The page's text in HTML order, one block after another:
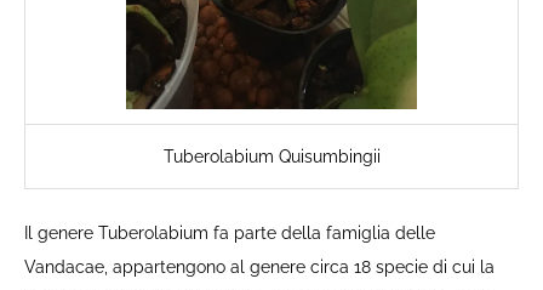
Tuberolabium Quisumbingii
Il genere Tuberolabium fa parte della famiglia delle
Vandacae, appartengono al genere circa 18 specie di cui la